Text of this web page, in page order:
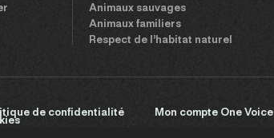
Animaux sauvages
Animaux familiers
Respect de l’habitat naturel
de confidentialité Mon compte One Voice